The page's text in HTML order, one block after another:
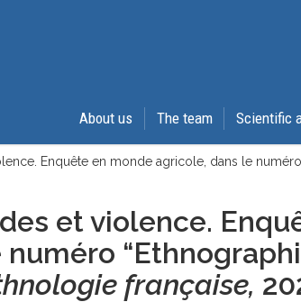
About us The team Scientific
Enquête en monde agricole, dans le
et violence.
numéro
française,